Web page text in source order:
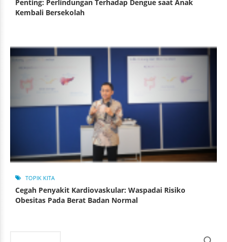
Penting: Perlindungan Terhadap Dengue saat Anak
Kembali Bersekolah
TOPIK KITA
Cegah Penyakit Kardiovaskular: Waspadai Risiko
Obesitas Pada Berat Badan Normal